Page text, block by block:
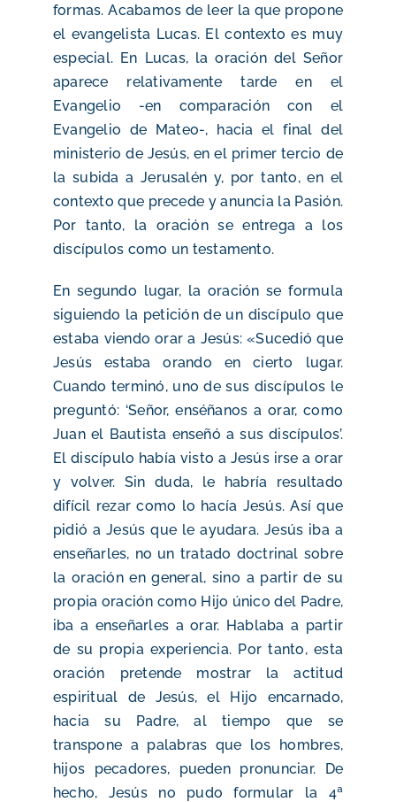
formas. Acabamos de leer la que propone
el evangelista Lucas. El contexto es muy
especial. En Lucas, la oración del Señor
aparece relativamente tarde en el
Evangelio -en comparación con el
Evangelio de Mateo-, hacia el final del
ministerio de Jesús, en el primer tercio de
la subida a Jerusalén y, por tanto, en el
contexto que precede y anuncia la Pasión.
Por tanto, la oración se entrega a los
discípulos como un testamento.
En segundo lugar, la oración se formula
siguiendo la petición de un discípulo que
estaba viendo orar a Jesús: «Sucedió que
Jesús estaba orando en cierto lugar.
Cuando terminó, uno de sus discípulos le
preguntó: ‘Señor, enséñanos a orar, como
Juan el Bautista enseñó a sus discípulos’.
El discípulo había visto a Jesús irse a orar
y volver. Sin duda, le habría resultado
difícil rezar como lo hacía Jesús. Así que
pidió a Jesús que le ayudara. Jesús iba a
enseñarles, no un tratado doctrinal sobre
la oración en general, sino a partir de su
propia oración como Hijo único del Padre,
iba a enseñarles a orar. Hablaba a partir
de su propia experiencia. Por tanto, esta
oración pretende mostrar la actitud
espiritual de Jesús, el Hijo encarnado,
hacia su Padre, al tiempo que se
transpone a palabras que los hombres,
hijos pecadores, pueden pronunciar. De
hecho, Jesús no pudo formular la 4ª